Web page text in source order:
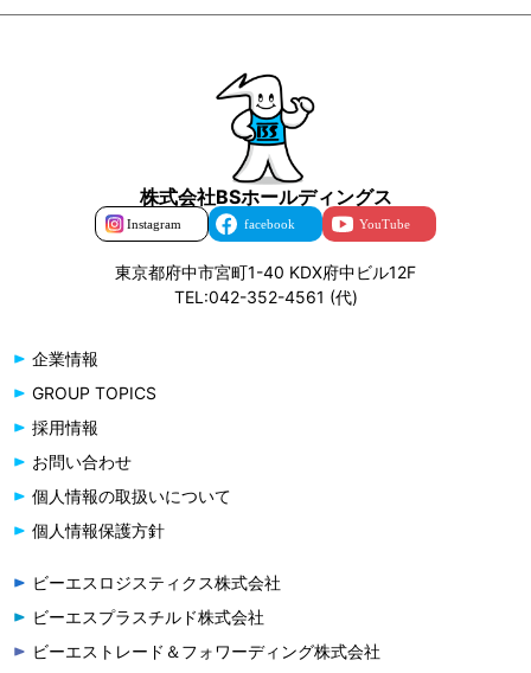
株式会社BSホールディングス
東京都府中市宮町1-40 KDX府中ビル12F
TEL:042-352-4561 (代)
企業情報
GROUP TOPICS
採用情報
お問い合わせ
個人情報の取扱いについて
個人情報保護方針
ビーエスロジスティクス株式会社
ビーエスプラスチルド株式会社
ビーエストレード＆フォワーディング株式会社